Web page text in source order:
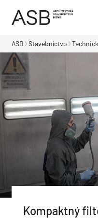
ASB Stavebníctvo
Kompaktný